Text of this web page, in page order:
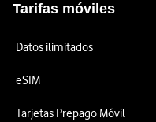
Tarifas móviles
Datos ilimitados
eSIM
Tarjetas Prepago Móvil